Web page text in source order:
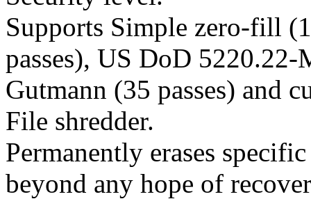
Supports Simple zero-fill
passes), US DoD 5220.22-
Gutmann (35 passes) and
File shredder.
Permanently erases
beyond any hope of